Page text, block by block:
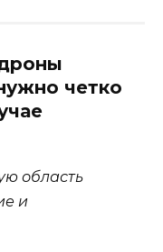
четко
область
и